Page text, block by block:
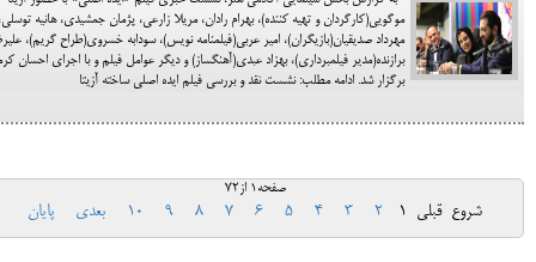
موگویی(کارگردان و تهیه کننده)، بهرام رادان، مریلا زارعی، پژمان جمشیدی، هانیه
مهرداد صدیقیان(بازیگران)، امیر عربی(فیلمنامه نویس)، سودابه خسروی(طراح گریم)،
برازنده(مدیر فیلمبرداری)، بهزاد عبدی(آهنگساز) و دیگر عوامل فیلم و با اجرای احسان
برگزار شد. ادامه مطلب: نشست نقد و بررسی فیلم ایده اصلی ساخته آزیتا
صفحه1 از72
شروع قبلی 1
2
3
4
5
6
7
8
9
10 بعدی پایان